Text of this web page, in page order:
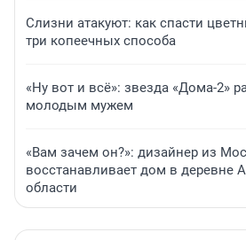
Слизни атакуют: как спасти
три копеечных способа
«Ну вот и всё»: звезда «Дома-2»
молодым мужем
«Вам зачем он?»: дизайнер из
восстанавливает дом в деревне
области